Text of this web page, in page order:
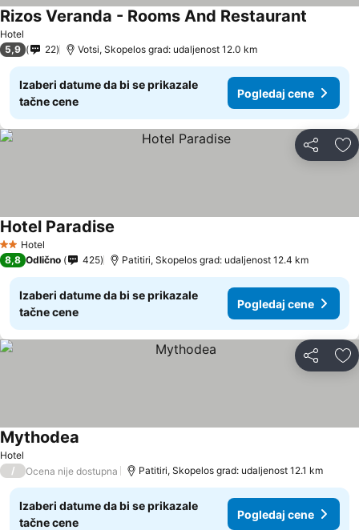
Hotel
Rizos Veranda - Rooms And Restaurant
5,9 22 Votsi, Skopelos grad: udaljenost 12.0 km
Izaberi datume da bi se prikazale
tačne cene
Pogledaj cene
Deli
2 Zvezdice
Hotel
Hotel Paradise
8,8 Odlično 425 Patitiri, Skopelos grad: udaljenost 12.4 km
Izaberi datume da bi se prikazale
tačne cene
Pogledaj cene
Deli
Hotel
Mythodea
/ Ocena nije dostupna Patitiri, Skopelos grad: udaljenost 12.1 km
Izaberi datume da bi se prikazale
tačne cene
Pogledaj cene